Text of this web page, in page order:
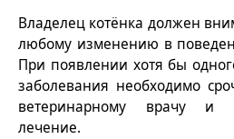
Владелец котёнка должен
любому изменению в
При появлении хотя бы
заболевания необходимо
ветеринарному врачу и
лечение.